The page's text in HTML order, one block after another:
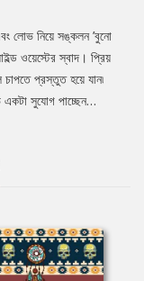
লোভ নিয়ে সঙ্কলন ’বুনো
ওয়েস্টের স্বাদ। প্রিয়
চাপতে প্রস্তুত হয়ে যান৷
একটা সুযোগ পাচ্ছেন…